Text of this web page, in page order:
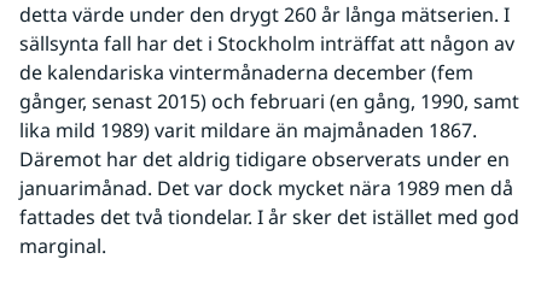
detta värde under den drygt 260 år långa mätserien. I
sällsynta fall har det i Stockholm inträffat att någon av
de kalendariska vintermånaderna december (fem
gånger, senast 2015) och februari (en gång, 1990, samt
lika mild 1989) varit mildare än majmånaden 1867.
Däremot har det aldrig tidigare observerats under en
januarimånad. Det var dock mycket nära 1989 men då
fattades det två tiondelar. I år sker det istället med god
marginal.